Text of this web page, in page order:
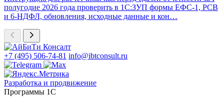
полугодие 2026 года проверить в 1С:ЗУП формы ЕФС-1, РСВ
и 6-НДФЛ, обновления, исходные данные и кон…
+7 (495) 506-74-81 info@ibtconsult.ru
Разработка и продвижение
Программы 1С